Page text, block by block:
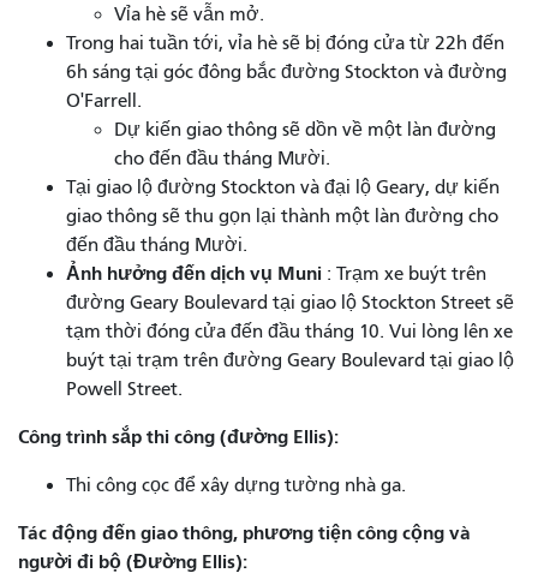
Vỉa hè sẽ vẫn mở.
Trong hai tuần tới, vỉa hè sẽ bị đóng cửa từ 22h đến
6h sáng tại góc đông bắc đường Stockton và đường
O'Farrell.
Dự kiến ​​giao thông sẽ dồn về một làn đường
cho đến đầu tháng Mười.
Tại giao lộ đường Stockton và đại lộ Geary, dự kiến ​​
giao thông sẽ thu gọn lại thành một làn đường cho
đến đầu tháng Mười.
Ảnh hưởng đến dịch vụ Muni : Trạm xe buýt trên
đường Geary Boulevard tại giao lộ Stockton Street sẽ
tạm thời đóng cửa đến đầu tháng 10. Vui lòng lên xe
buýt tại trạm trên đường Geary Boulevard tại giao lộ
Powell Street.
Công trình sắp thi công (đường Ellis):
Thi công cọc để xây dựng tường nhà ga.
Tác động đến giao thông, phương tiện công cộng và
người đi bộ (Đường Ellis):